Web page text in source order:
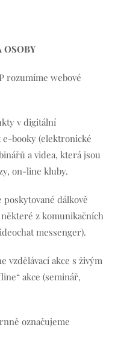
OSOBY
rozumíme webové
v digitální
booky (elektronické
a videa, která jsou
on-line kluby.
poskytované dálkově
z komunikačních
messenger).
vzdělávací akce s živým
akce (seminář,
označujeme